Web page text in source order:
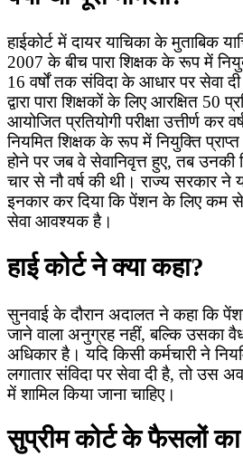
हाईकोर्ट में दायर याचिका के मुताबिक
2007 के बीच पारा शिक्षक के रूप में
16 वर्षों तक संविदा के आधार पर सेवा
द्वारा पारा शिक्षकों के लिए आरक्षित
आयोजित प्रतियोगी परीक्षा उत्तीर्ण
नियमित शिक्षक के रूप में नियुक्ति
होने पर जब वे सेवानिवृत्त हुए, तब
चार से नौ वर्ष की थी। राज्य सरकार
इनकार कर दिया कि पेंशन के लिए कम से
सेवा आवश्यक है।
हाई कोर्ट ने क्या कहा?
सुनवाई के दौरान अदालत ने कहा कि
जाने वाला अनुग्रह नहीं, बल्कि उसका
अधिकार है। यदि किसी कर्मचारी ने
लगातार संविदा पर सेवा दी है, तो उस
में शामिल किया जाना चाहिए।
सुप्रीम कोर्ट के फैसलों का